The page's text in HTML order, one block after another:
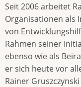
Seit 2006 arbeitet
Organisationen als
von
Rahmen seiner
ebenso wie als
er sich heute vor
Rainer